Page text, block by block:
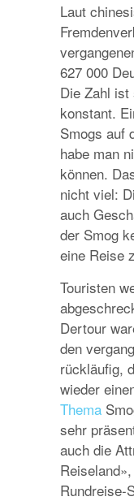
Laut
627 000
Die Zahl
konstant.
Smogs auf
habe man
können.
nicht viel:
auch
der Smog
eine Reise
Touristen
Dertour
den
rückläufig,
wieder
Thema
sehr
auch die
Rundreise-